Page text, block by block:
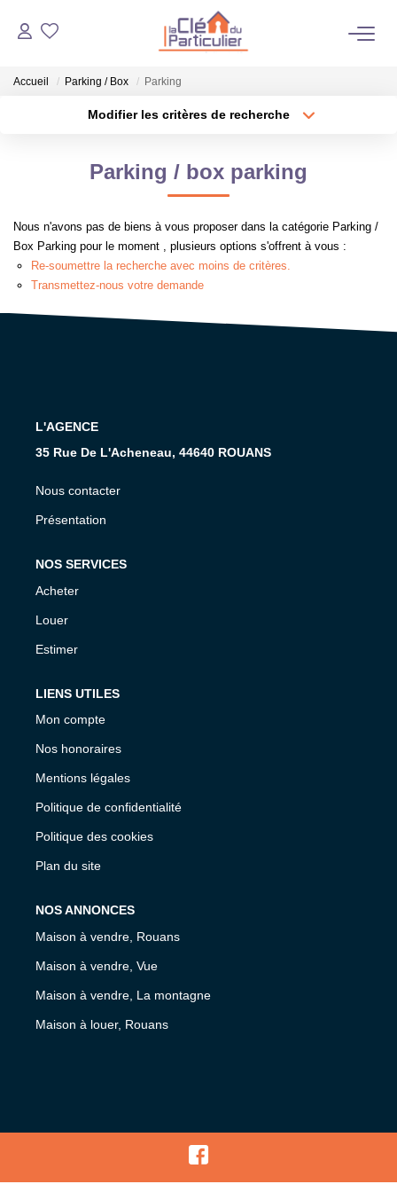
VENTES
ESTIMATION
NOS BIENS VENDUS
Accueil Parking / Box Parking
Modifier les critères de recherche
Type de bien
Surface min
Budget max Plus de critères
Parking / box parking
Nous n'avons pas de biens à vous proposer dans la catégorie Parking /
Box Parking pour le moment , plusieurs options s'offrent à vous :
Re-soumettre la recherche avec moins de critères.
Transmettez-nous votre demande
L'AGENCE
35 Rue De L'Acheneau, 44640 ROUANS
Nous contacter
Présentation
NOS SERVICES
Acheter
Louer
Estimer
LIENS UTILES
Mon compte
Nos honoraires
Mentions légales
Politique de confidentialité
Politique des cookies
Plan du site
NOS ANNONCES
Maison à vendre, Rouans
Maison à vendre, Vue
Maison à vendre, La montagne
Maison à louer, Rouans